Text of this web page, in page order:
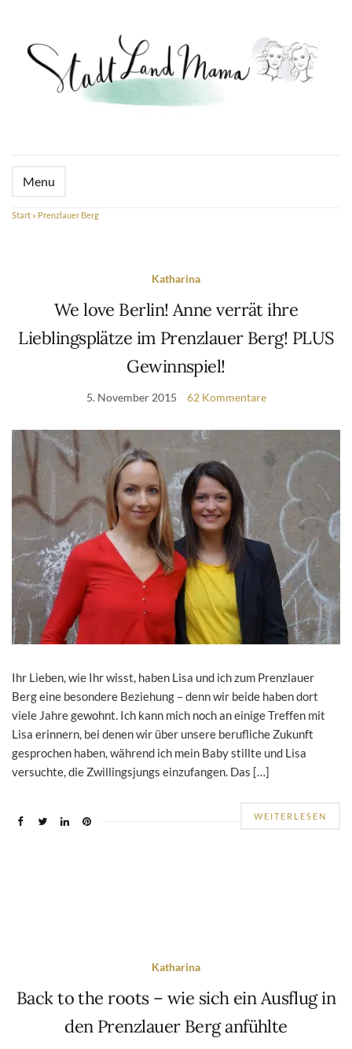
Menu
Start » Prenzlauer Berg
Katharina
We love Berlin! Anne verrät ihre
Lieblingsplätze im Prenzlauer Berg! PLUS
Gewinnspiel!
5. November 2015 62 Kommentare
Ihr Lieben, wie Ihr wisst, haben Lisa und ich zum Prenzlauer
Berg eine besondere Beziehung – denn wir beide haben dort
viele Jahre gewohnt. Ich kann mich noch an einige Treffen mit
Lisa erinnern, bei denen wir über unsere berufliche Zukunft
gesprochen haben, während ich mein Baby stillte und Lisa
versuchte, die Zwillingsjungs einzufangen. Das […]
WEITERLESEN
Katharina
Back to the roots – wie sich ein Ausflug in
den Prenzlauer Berg anfühlte